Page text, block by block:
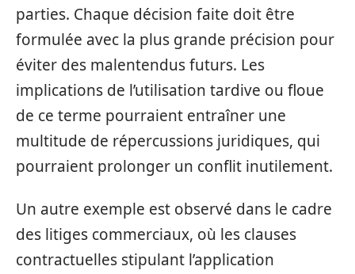
parties. Chaque décision faite doit être
formulée avec la plus grande précision pour
éviter des malentendus futurs. Les
implications de l’utilisation tardive ou floue
de ce terme pourraient entraîner une
multitude de répercussions juridiques, qui
pourraient prolonger un conflit inutilement.
Un autre exemple est observé dans le cadre
des litiges commerciaux, où les clauses
contractuelles stipulant l’application